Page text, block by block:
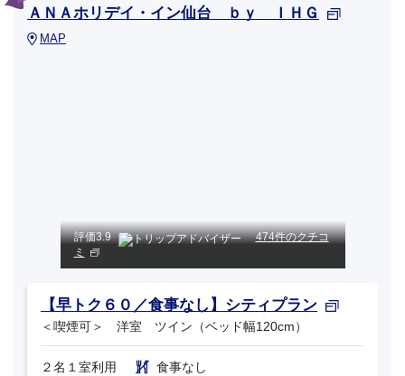
ＡＮＡホリデイ・イン仙台 ｂｙ ＩＨＧ
MAP
評価3.9
474件のクチコ
ミ
【早トク６０／食事なし】シティプラン
＜喫煙可＞ 洋室 ツイン（ベッド幅120cm）
２名１室利用
食事なし